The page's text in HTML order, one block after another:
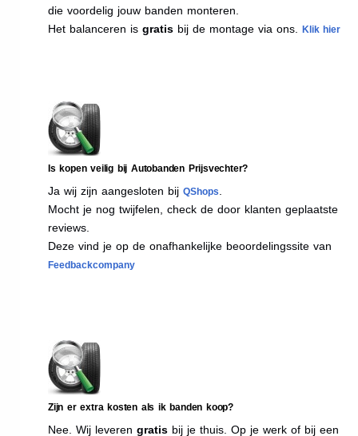
die voordelig jouw banden monteren.
Het balanceren is gratis bij de montage via ons. Klik hier
Is kopen veilig bij Autobanden Prijsvechter?
Ja wij zijn aangesloten bij QShops
Mocht je nog twijfelen, check de door klanten geplaatste
reviews.
Deze vind je op de onafhankelijke beoordelingssite van
Feedbackcompany
Zijn er extra kosten als ik banden koop?
Nee. Wij leveren gratis bij je thuis. Op je werk of bij een